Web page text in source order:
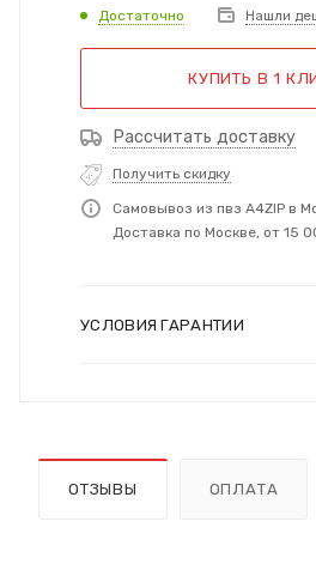
Достаточно Нашли
КУПИТЬ В 1
Рассчитать доставку
Получить скидку
Самовывоз из пвз A4ZIP в
Доставка по Москве, от 15
УСЛОВИЯ ГАРАНТИИ
ОТЗЫВЫ ОПЛАТА